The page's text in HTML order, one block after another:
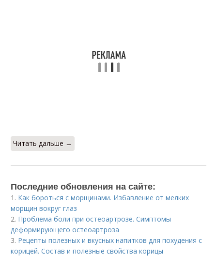
Читать дальше →
Последние обновления на сайте:
1. Как бороться с морщинами. Избавление от мелких
морщин вокруг глаз
2. Проблема боли при остеоартрозе. Симптомы
деформирующего остеоартроза
3. Рецепты полезных и вкусных напитков для похудения с
корицей. Состав и полезные свойства корицы